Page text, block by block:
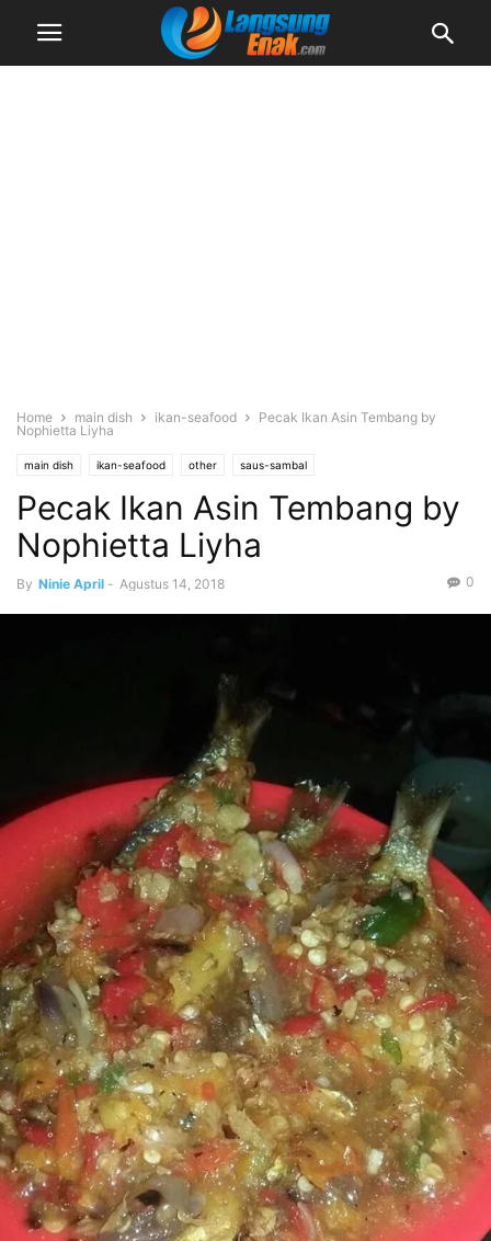
Home main dish ikan-seafood
Pecak Ikan Asin Tembang by
Nophietta Liyha
main dish ikan-seafood other saus-sambal
Pecak Ikan Asin Tembang by
Nophietta Liyha
By Ninie April - Agustus 14, 2018 0